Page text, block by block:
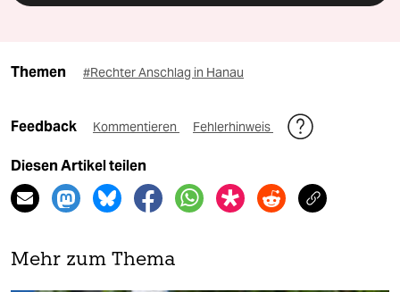
Themen #Rechter Anschlag in Hanau
Feedback Kommentieren Fehlerhinweis
Diesen Artikel teilen
Mehr zum Thema